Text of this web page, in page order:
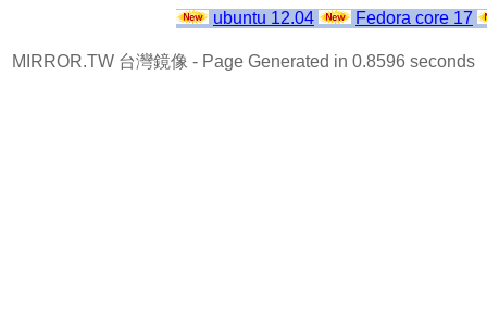
ubuntu 12.04 Fedora core 17
MIRROR.TW 台灣鏡像 - Page Generated in 0.8596 seconds